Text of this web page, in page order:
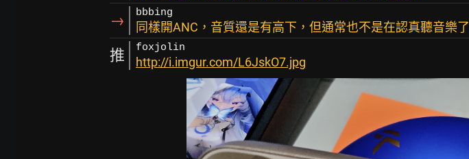
→ bbbing
同樣開ANC，音質還是有高下，但通常也不是在認真聽音樂了
推 foxjolin
http://i.imgur.com/L6JskO7.jpg